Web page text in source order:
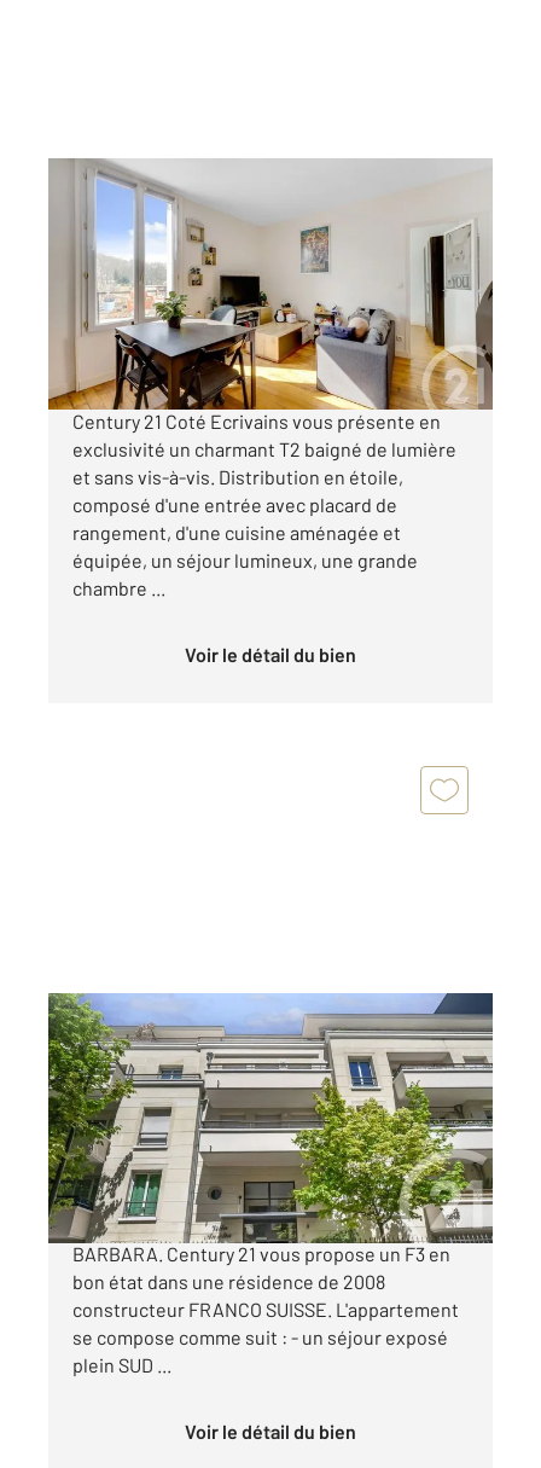
MONTROUGE 92
, 2 pièces
Ref : 11549
Appartement F2 à vendre
265 000 €
Visiter le site dédié
Century 21 Coté Ecrivains vous présente en
exclusivité un charmant T2 baigné de lumière
et sans vis-à-vis. Distribution en étoile,
composé d'une entrée avec placard de
rangement, d'une cuisine aménagée et
équipée, un séjour lumineux, une grande
chambre ...
Voir le détail du bien
MONTROUGE 92
70,01 m2, 3 pièces
Ref : 11980
Appartement F3 à vendre
549 000 €
RUE d'ARCUEIL - à 8 min à pieds du métro L4
BARBARA. Century 21 vous propose un F3 en
bon état dans une résidence de 2008
constructeur FRANCO SUISSE. L'appartement
se compose comme suit : - un séjour exposé
plein SUD ...
Voir le détail du bien